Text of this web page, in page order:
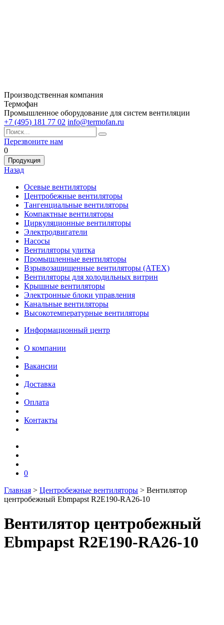
Производственная компания
Термофан
Промышленное оборудование для систем вентиляции
+7 (495) 181 77 02 info@termofan.ru
Перезвоните нам
0
Продукция
Назад
Осевые вентиляторы
Центробежные вентиляторы
Тангенциальные вентиляторы
Компактные вентиляторы
Циркуляционные вентиляторы
Электродвигатели
Насосы
Вентиляторы улитка
Промышленные вентиляторы
Взрывозащищенные вентиляторы (АТЕХ)
Вентиляторы для холодильных витрин
Крышные вентиляторы
Электронные блоки управления
Канальные вентиляторы
Высокотемпературные вентиляторы
Информационный центр
О компании
Вакансии
Доставка
Оплата
Контакты
0
Главная > Центробежные вентиляторы > Вентилятор
центробежный Ebmpapst R2E190-RA26-10
Вентилятор центробежный
Ebmpapst R2E190-RA26-10